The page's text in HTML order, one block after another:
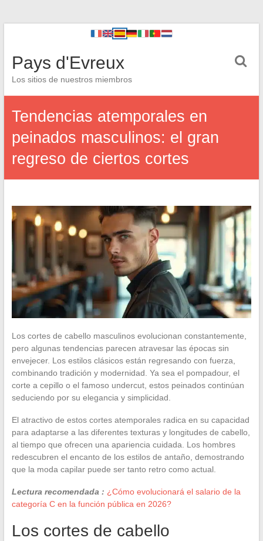
Pays d'Evreux
Los sitios de nuestros miembros
Tendencias atemporales en
peinados masculinos: el gran
regreso de ciertos cortes
Los cortes de cabello masculinos evolucionan constantemente,
pero algunas tendencias parecen atravesar las épocas sin
envejecer. Los estilos clásicos están regresando con fuerza,
combinando tradición y modernidad. Ya sea el pompadour, el
corte a cepillo o el famoso undercut, estos peinados continúan
seduciendo por su elegancia y simplicidad.
El atractivo de estos cortes atemporales radica en su capacidad
para adaptarse a las diferentes texturas y longitudes de cabello,
al tiempo que ofrecen una apariencia cuidada. Los hombres
redescubren el encanto de los estilos de antaño, demostrando
que la moda capilar puede ser tanto retro como actual.
Lectura recomendada : ¿Cómo evolucionará el salario de la
categoría C en la función pública en 2026?
Los cortes de cabello